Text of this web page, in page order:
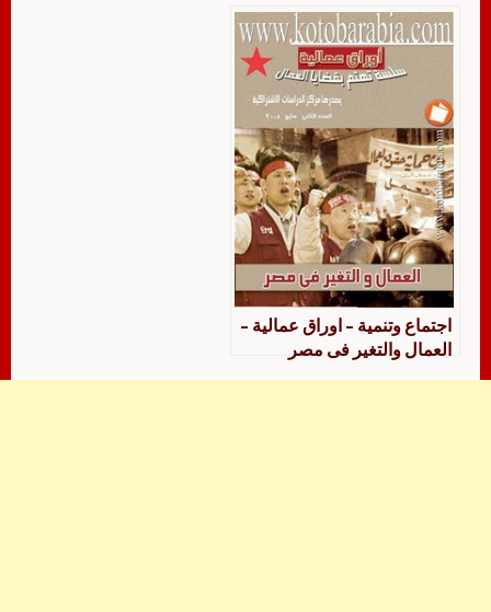
اجتماع وتنمية – اوراق عمالية –
العمال والتغير فى مصر